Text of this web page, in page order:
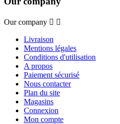
Our company  
Livraison
Mentions légales
Conditions d'utilisation
A propos
Paiement sécurisé
Nous contacter
Plan du site
Magasins
Connexion
Mon compte